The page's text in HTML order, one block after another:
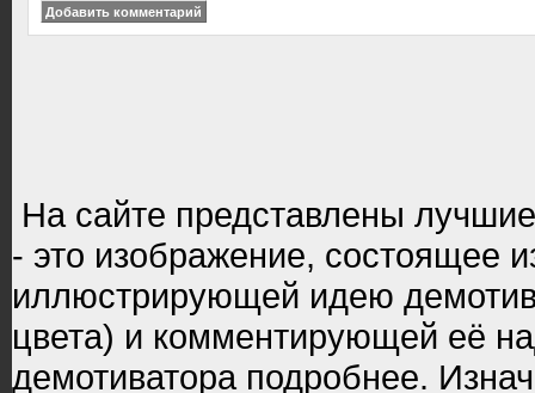
На сайте представлены
- это изображение, состоящее
иллюстрирующей идею
цвета) и комментирующей её
демотиватора подробнее.